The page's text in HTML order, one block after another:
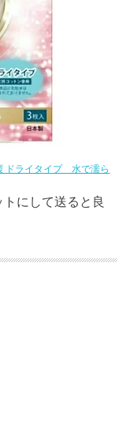
ドライタイプ 水で濡ら
にして送ると良